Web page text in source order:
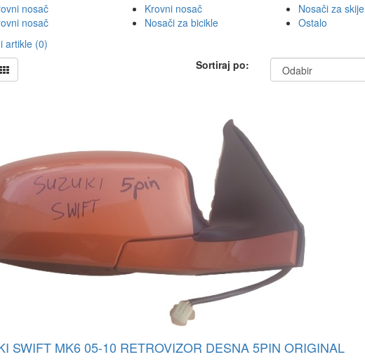
nosač
nosač
Krovni nosač
Nosači za bicikle
Nosači za skije
Ostalo
artikle (0)
Sortiraj po:
SWIFT MK6 05-10 RETROVIZOR DESNA 5PIN ORIGINAL